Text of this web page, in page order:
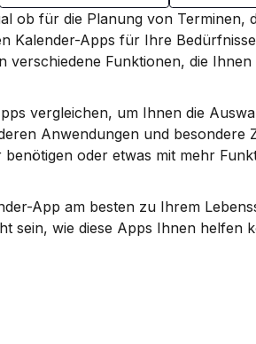
ob für die Planung von
Kalender-Apps für Ihre
verschiedene Funktionen, die
vergleichen, um Ihnen die
Anwendungen und besondere
oder etwas mit mehr
App am besten zu Ihrem
sein, wie diese Apps Ihnen helfen